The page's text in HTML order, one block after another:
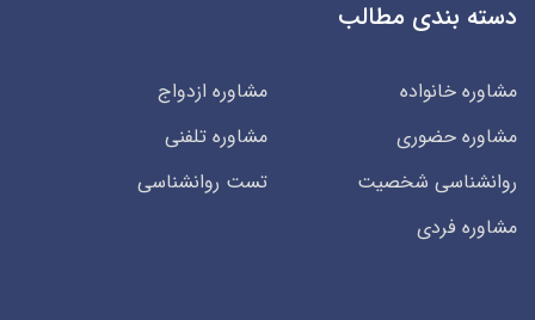
دسته بندی مطالب
مشاوره خانواده
مشاوره ازدواج
مشاوره حضوری
مشاوره تلفنی
روانشناسی شخصیت
تست روانشناسی
مشاوره فردی